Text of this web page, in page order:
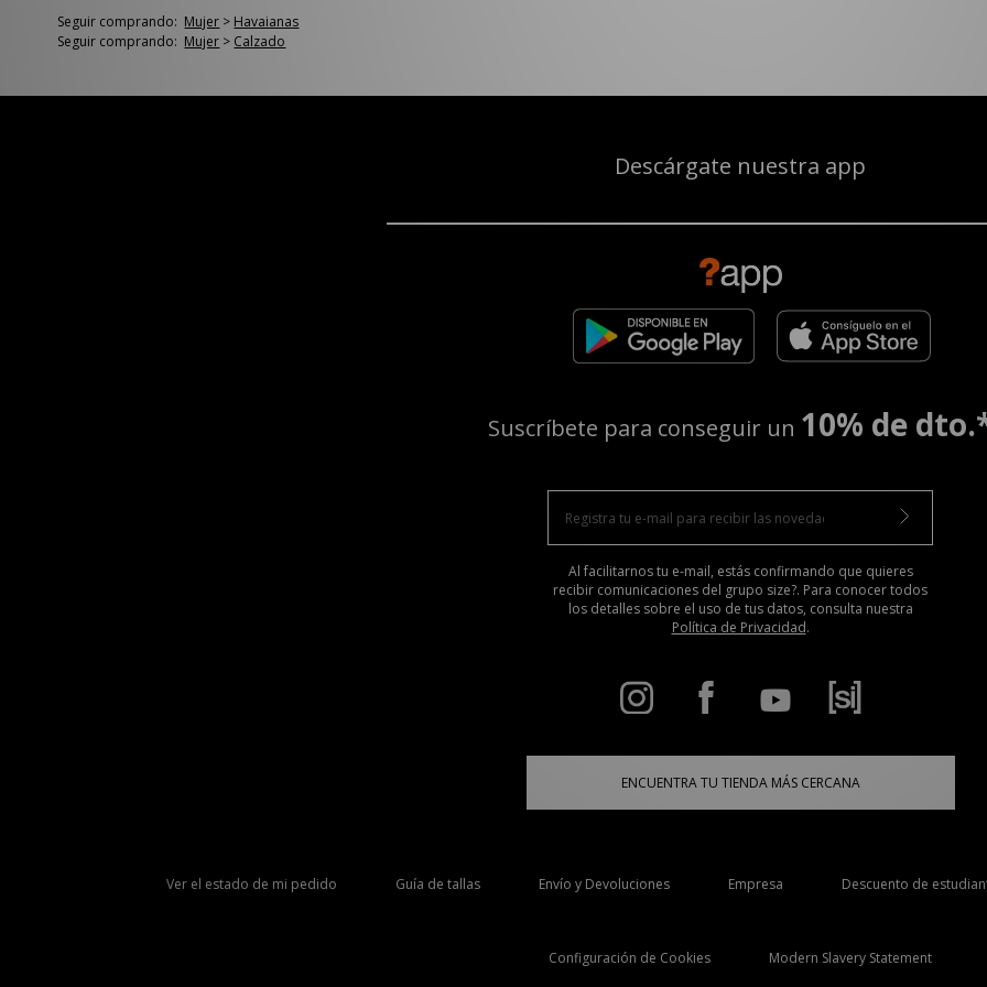
Seguir comprando: Mujer > Havaianas
Seguir comprando: Mujer > Calzado
Descárgate nuestra app
Suscríbete para conseguir un 10% de
Al facilitarnos tu e-mail, estás confirmando que quieres
recibir comunicaciones del grupo size?. Para conocer todos
los detalles sobre el uso de tus datos, consulta nuestra
Política de Privacidad.
ENCUENTRA TU TIENDA MÁS CERCANA
Ver el estado de mi pedido Guía de tallas Envío y Devoluciones Empresa Descuento de
Configuración de Cookies Modern Slavery Statement